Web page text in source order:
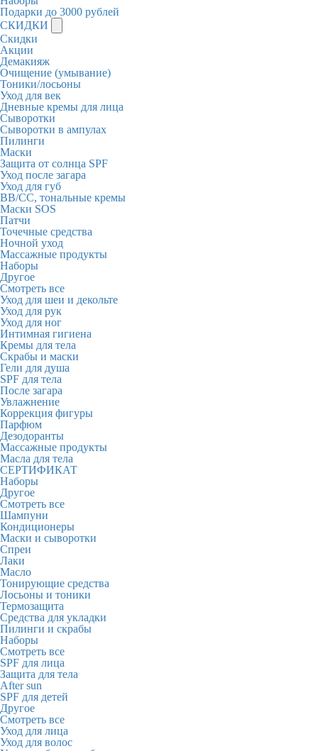
Подарки до 3000 рублей
СКИДКИ
Скидки
Акции
Демакияж
Очищение (умывание)
Тоники/лосьоны
Уход для век
Дневные кремы для лица
Сыворотки
Сыворотки в ампулах
Пилинги
Маски
Защита от солнца SPF
Уход после загара
Уход для губ
BB/CC, тональные кремы
Маски SOS
Патчи
Точечные средства
Ночной уход
Массажные продукты
Наборы
Другое
Смотреть все
Уход для шеи и декольте
Уход для рук
Уход для ног
Интимная гигиена
Кремы для тела
Скрабы и маски
Гели для душа
SPF для тела
После загара
Увлажнение
Коррекция фигуры
Парфюм
Дезодоранты
Массажные продукты
Масла для тела
СЕРТИФИКАТ
Наборы
Другое
Смотреть все
Шампуни
Кондиционеры
Маски и сыворотки
Спреи
Лаки
Масло
Тонирующие средства
Лосьоны и тоники
Термозащита
Средства для укладки
Пилинги и скрабы
Наборы
Смотреть все
SPF для лица
Защита для тела
After sun
SPF для детей
Другое
Смотреть все
Уход для лица
Уход для волос